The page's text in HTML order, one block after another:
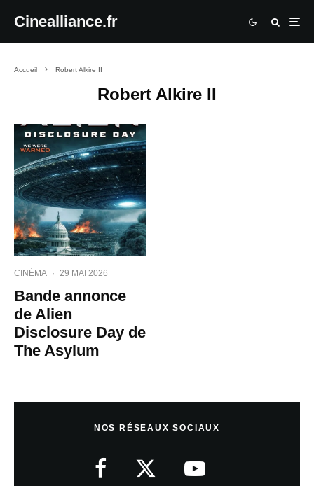
Cinealliance.fr
Accueil Robert Alkire II
Robert Alkire II
CINÉMA · 29 MAI 2026
Bande annonce
de Alien
Disclosure Day de
The Asylum
NOS RÉSEAUX SOCIAUX